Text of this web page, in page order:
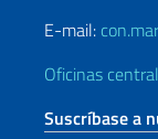
E-mail:
Oficinas
Suscríbase a